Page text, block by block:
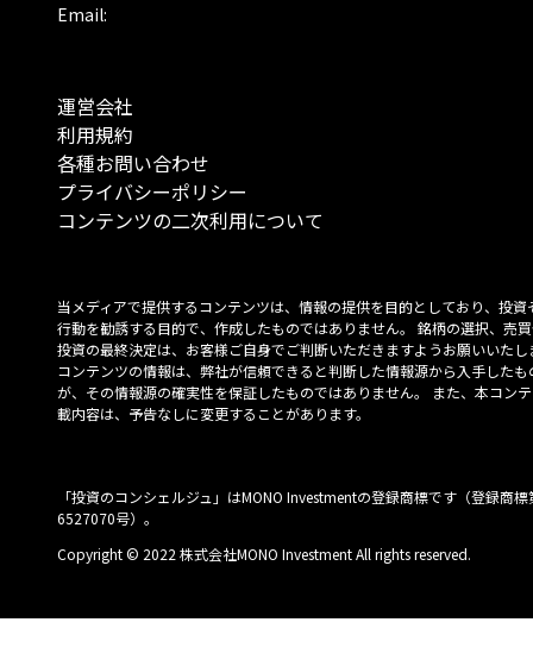
Email:
運営会社
利用規約
各種お問い合わせ
プライバシーポリシー
コンテンツの二次利用について
当メディアで提供するコンテンツは、情報の提供を目的としており、投資
行動を勧誘する目的で、作成したものではありません。 銘柄の選択、売
投資の最終決定は、お客様ご自身でご判断いただきますようお願いいたし
コンテンツの情報は、弊社が信頼できると判断した情報源から入手したも
が、その情報源の確実性を保証したものではありません。 また、本コン
載内容は、予告なしに変更することがあります。
「投資のコンシェルジュ」はMONO Investmentの登録商標です（登録商標
6527070号）。
Copyright © 2022 株式会社MONO Investment All rights reserved.